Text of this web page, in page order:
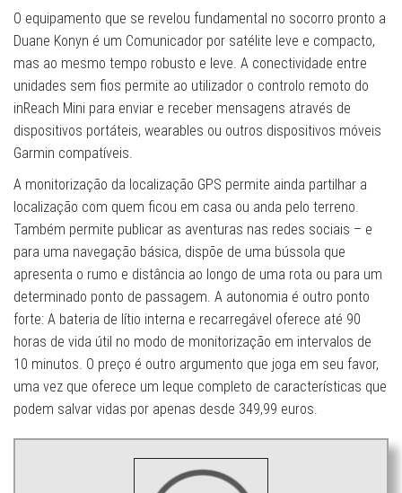
O equipamento que se revelou fundamental no socorro pronto a
Duane Konyn é um Comunicador por satélite leve e compacto,
mas ao mesmo tempo robusto e leve. A conectividade entre
unidades sem fios permite ao utilizador o controlo remoto do
inReach Mini para enviar e receber mensagens através de
dispositivos portáteis, wearables ou outros dispositivos móveis
Garmin compatíveis.
A monitorização da localização GPS permite ainda partilhar a
localização com quem ficou em casa ou anda pelo terreno.
Também permite publicar as aventuras nas redes sociais – e
para uma navegação básica, dispõe de uma bússola que
apresenta o rumo e distância ao longo de uma rota ou para um
determinado ponto de passagem. A autonomia é outro ponto
forte: A bateria de lítio interna e recarregável oferece até 90
horas de vida útil no modo de monitorização em intervalos de
10 minutos. O preço é outro argumento que joga em seu favor,
uma vez que oferece um leque completo de características que
podem salvar vidas por apenas desde 349,99 euros.